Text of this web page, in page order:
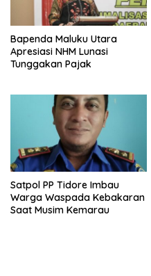
Bapenda Maluku Utara
Apresiasi NHM Lunasi
Tunggakan Pajak
Satpol PP Tidore Imbau
Warga Waspada Kebakaran
Saat Musim Kemarau